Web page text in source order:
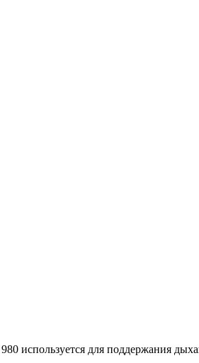
используется для поддержания